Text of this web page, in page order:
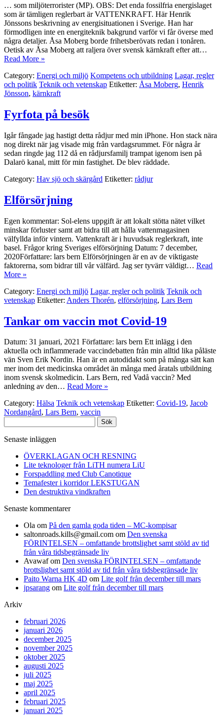
… som miljöterrorister (MP). OBS: Det enda fossilfria energislaget
som är tämligen reglerbart är VATTENKRAFT. Här Henrik
Jönssons beskrivning av energisituationen i Sverige. Han har
förmodligen inte en energiteknik bakgrund varför vi får överse med
några detaljer. Åsa Moberg borde frihetsberövats redan i tonåren.
Oetisk av Åsa Moberg att raljera över svensk kärnkraft efter att…
Read More »
Category: Energi och miljö Kompetens och utbildning Lagar, regler
och politik Teknik och vetenskap Etiketter: Åsa Moberg, Henrik
Jönsson, kärnkraft
Fyrfota på besök
Igår fångade jag hastigt detta rådjur med min iPhone. Hon stack nära
nog direkt när jag visade mig från vardagsrummet. För några år
sedan ringde jag 112 då en rådjursfamilj trampat igenom isen på
Dalarö kanal, mitt för min fastighet. De blev räddade.
Category: Hav sjö och skärgård Etiketter: rådjur
Elförsörjning
Egen kommentar: Sol-elens uppgift är att lokalt stötta nätet vilket
minskar förluster samt att bidra till att hålla vattenmagasinen
välfyllda inför vintern. Vattenkraft är i huvudsak reglerkraft, inte
basel. Frågor kring Sveriges elförsörjning Datum: 7 december,
2020Författare: lars bern Elförsörjningen är en av de viktigaste
faktorerna, som bidrar till vår välfärd. Jag ser tyvärr väldigt… Read
More »
Category: Energi och miljö Lagar, regler och politik Teknik och
vetenskap Etiketter: Anders Thorén, elförsörjning, Lars Bern
Tankar om vaccin mot Covid-19
Datum: 31 januari, 2021 Författare: lars bern Ett inlägg i den
aktuella och inflammerade vaccindebatten från min alltid lika påläste
vän Sven Erik Nordin. Han är en autodidakt som på många sätt kan
mer inom det medicinska området än många med åratals utbildning
inom svensk skolmedicin. Lars Bern, red Vadå vaccin? Med
anledning av den… Read More »
Category: Hälsa Teknik och vetenskap Etiketter: Covid-19, Jacob
Nordangård, Lars Bern, vaccin
efter:
Senaste inläggen
ÖVERKLAGAN OCH RESNING
Lite teknologer från LiTH numera LiU
Forspaddling med Club Canotique
Temafester i korridor LEKSTUGAN
Den destruktiva vindkraften
Senaste kommentarer
Ola om På den gamla goda tiden – MC-kompisar
saltonroads.kills@gmail.com om Den svenska
FÖRINTELSEN – omfattande brottslighet samt stöld av tid
från våra tidsbegränsade liv
Avawafom Den svenska FÖRINTELSEN – omfattande
brottslighet samt stöld av tid från våra tidsbegränsade liv
Paito Warna HK 4D om Lite golf från december till mars
jpsarang om Lite golf från december till mars
Arkiv
februari 2026
januari 2026
december 2025
november 2025
oktober 2025
augusti 2025
juli 2025
maj 2025
april 2025
februari 2025
januari 2025